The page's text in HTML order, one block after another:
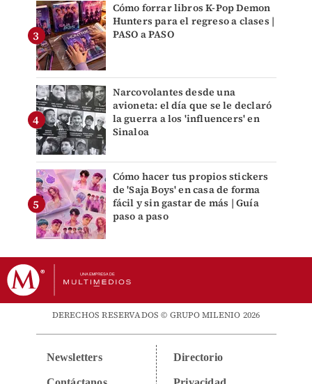
Cómo forrar libros K-Pop Demon
Hunters para el regreso a clases |
PASO a PASO
Narcovolantes desde una
avioneta: el día que se le declaró
la guerra a los 'influencers' en
Sinaloa
Cómo hacer tus propios stickers
de 'Saja Boys' en casa de forma
fácil y sin gastar de más | Guía
paso a paso
DERECHOS RESERVADOS © GRUPO MILENIO 2026
Newsletters Directorio